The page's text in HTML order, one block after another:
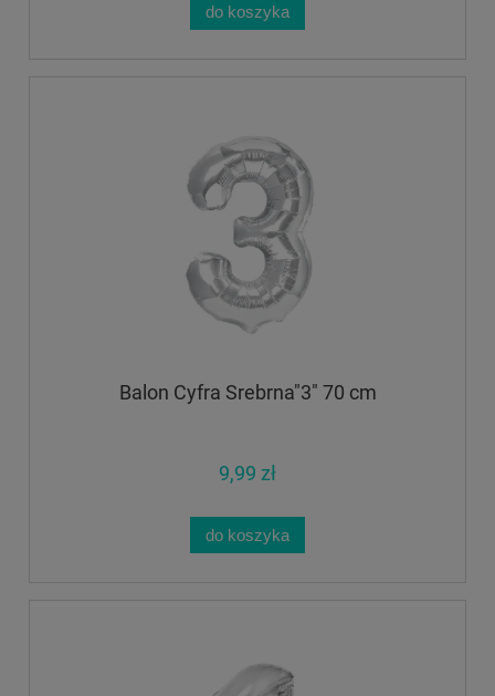
do koszyka
Balon Cyfra Srebrna"3" 70 cm
9,99 zł
do koszyka